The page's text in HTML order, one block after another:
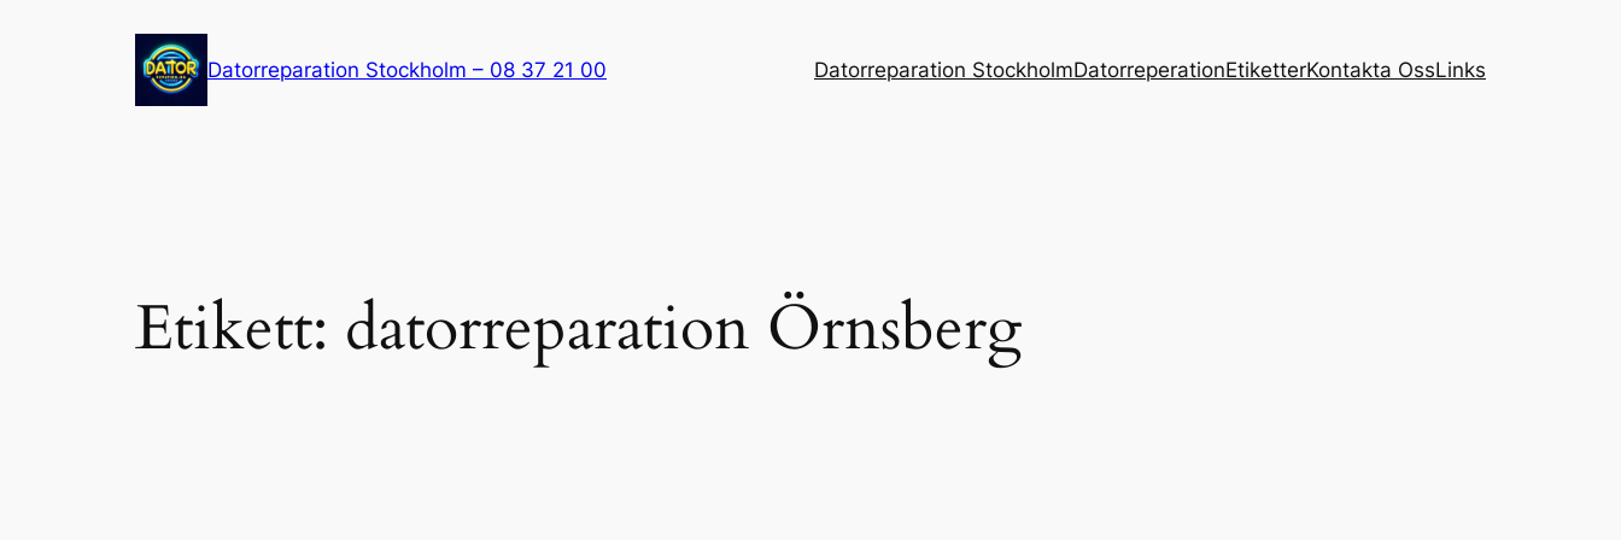
Datorreparation Stockholm – 08 37 21 00 Datorreparation StockholmDatorreperationEtiketterKontakta OssLinks
Etikett: datorreparation Örnsberg